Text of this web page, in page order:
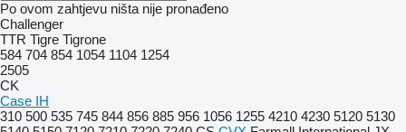
Po ovom zahtjevu ništa nije pronađeno
Challenger
TTR Tigre Tigrone
584 704 854 1054 1104 1254
2505
CK
Case IH
310 500 535 745 844 856 885 956 1056 1255 4210 4230 5120 5130